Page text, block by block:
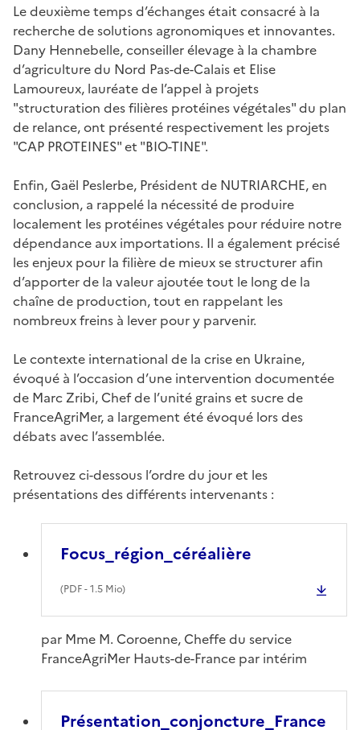
Le deuxième temps d’échanges était consacré à la
recherche de solutions agronomiques et innovantes.
Dany Hennebelle, conseiller élevage à la chambre
d’agriculture du Nord Pas-de-Calais et Elise
Lamoureux, lauréate de l’appel à projets
"structuration des filières protéines végétales" du plan
de relance, ont présenté respectivement les projets
"CAP PROTEINES" et "BIO-TINE".
Enfin, Gaël Peslerbe, Président de NUTRIARCHE, en
conclusion, a rappelé la nécessité de produire
localement les protéines végétales pour réduire notre
dépendance aux importations. Il a également précisé
les enjeux pour la filière de mieux se structurer afin
d’apporter de la valeur ajoutée tout le long de la
chaîne de production, tout en rappelant les
nombreux freins à lever pour y parvenir.
Le contexte international de la crise en Ukraine,
évoqué à l’occasion d’une intervention documentée
de Marc Zribi, Chef de l’unité grains et sucre de
FranceAgriMer, a largement été évoqué lors des
débats avec l’assemblée.
Retrouvez ci-dessous l’ordre du jour et les
présentations des différents intervenants :
Focus_région_céréalière
(PDF- 1.5 Mio)
par Mme M. Coroenne, Cheffe du service
FranceAgriMer Hauts-de-France par intérim
Présentation_conjoncture_France